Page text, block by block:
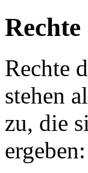
Rechte
stehen
zu, die
ergeben: